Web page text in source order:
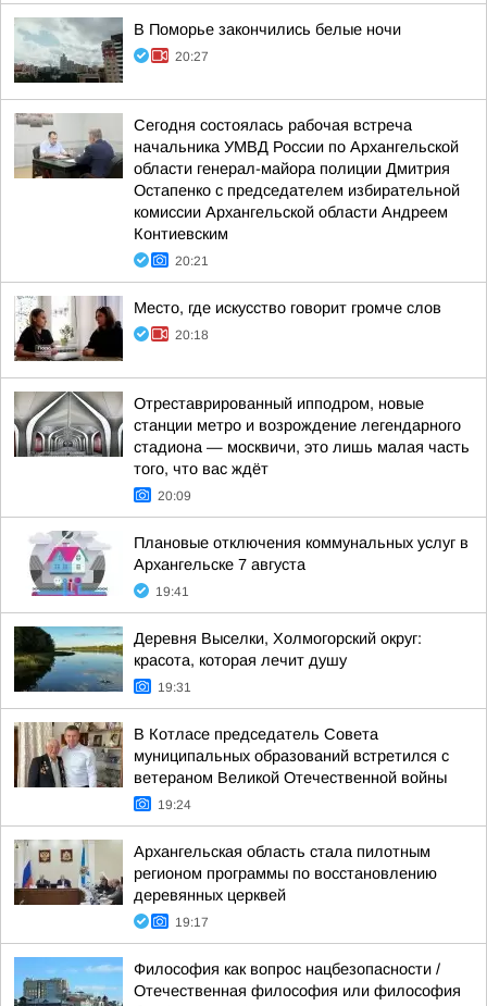
В Поморье закончились белые ночи
20:27
Сегодня состоялась рабочая встреча
начальника УМВД России по Архангельской
области генерал-майора полиции Дмитрия
Остапенко с председателем избирательной
комиссии Архангельской области Андреем
Контиевским
20:21
Место, где искусство говорит громче слов
20:18
Отреставрированный ипподром, новые
станции метро и возрождение легендарного
стадиона — москвичи, это лишь малая часть
того, что вас ждёт
20:09
Плановые отключения коммунальных услуг в
Архангельске 7 августа
19:41
Деревня Выселки, Холмогорский округ:
красота, которая лечит душу
19:31
В Котласе председатель Совета
муниципальных образований встретился с
ветераном Великой Отечественной войны
19:24
Архангельская область стала пилотным
регионом программы по восстановлению
деревянных церквей
19:17
Философия как вопрос нацбезопасности /
Отечественная философия или философия